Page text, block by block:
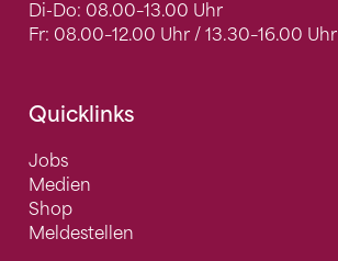
Di-Do: 08.00–13.00 Uhr
Fr: 08.00–12.00 Uhr / 13.30–16.00 Uhr
Quicklinks
Jobs
Medien
Shop
Meldestellen